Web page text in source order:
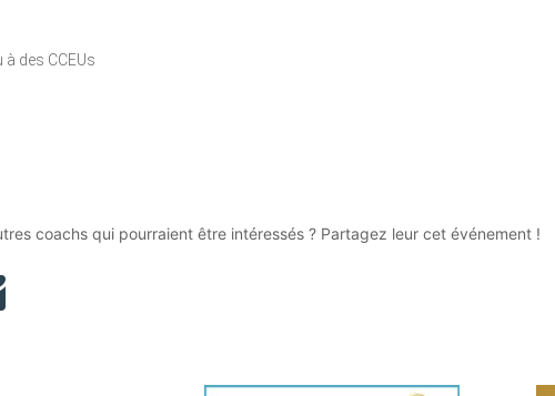
à des CCEUs
coachs qui pourraient être intéressés ? Partagez leur cet événement !